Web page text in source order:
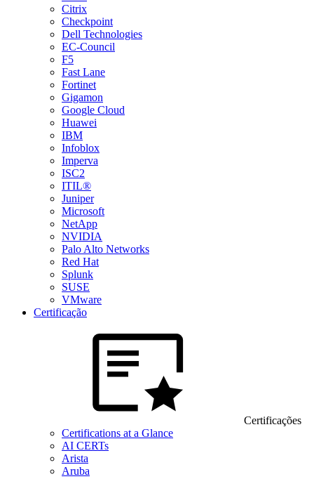
Citrix
Checkpoint
Dell Technologies
EC-Council
F5
Fast Lane
Fortinet
Gigamon
Google Cloud
Huawei
IBM
Infoblox
Imperva
ISC2
ITIL®
Juniper
Microsoft
NetApp
NVIDIA
Palo Alto Networks
Red Hat
Splunk
SUSE
VMware
Certificação
Certificações
Certifications at a Glance
AI CERTs
Arista
Aruba